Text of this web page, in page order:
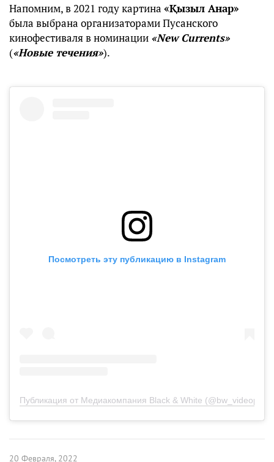
Напомним, в 2021 году картина «Қызыл Анар»
была выбрана организаторами Пусанского
кинофестиваля в номинации «New Currents»
(«Новые течения»).
Посмотреть эту публикацию в Instagram
Публикация от Медиакомпания Black & White
20 Февраля, 2022